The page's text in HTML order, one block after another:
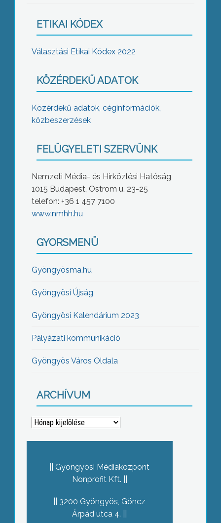
ETIKAI KÓDEX
Választási Etikai Kódex 2022
KÖZÉRDEKŰ ADATOK
Közérdekű adatok, céginformációk,
közbeszerzések
FELÜGYELETI SZERVÜNK
Nemzeti Média- és Hírközlési Hatóság
1015 Budapest, Ostrom u. 23-25
telefon: +36 1 457 7100
www.nmhh.hu
GYORSMENÜ
Gyöngyösma.hu
Gyöngyösi Újság
Gyöngyösi Kalendárium 2023
Pályázati kommunikáció
Gyöngyös Város Oldala
ARCHÍVUM
Archívum
Gyöngyösi Médiaközpont
Nonprofit Kft.
3200 Gyöngyös, Göncz
Árpád utca 4.